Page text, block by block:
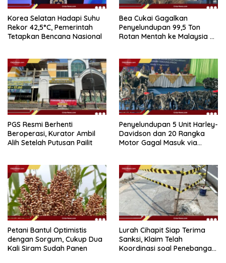
Korea Selatan Hadapi Suhu
Rekor 42,5°C, Pemerintah
Tetapkan Bencana Nasional
Bea Cukai Gagalkan
Penyelundupan 99,5 Ton
Rotan Mentah ke Malaysia di
PGS Resmi Berhenti
Beroperasi, Kurator Ambil
Alih Setelah Putusan Pailit
Penyelundupan 5 Unit Harley-
Davidson dan 20 Rangka
Motor Gagal Masuk via
Petani Bantul Optimistis
dengan Sorgum, Cukup Dua
Kali Siram Sudah Panen
Lurah Cihapit Siap Terima
Sanksi, Klaim Telah
Koordinasi soal Penebangan